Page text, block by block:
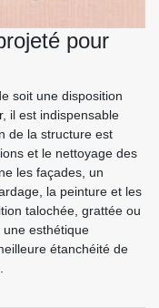
pour
soit une disposition
il est indispensable
de la structure est
et le nettoyage des
les façades, un
la peinture et les
talochée, grattée ou
esthétique
étanchéité de